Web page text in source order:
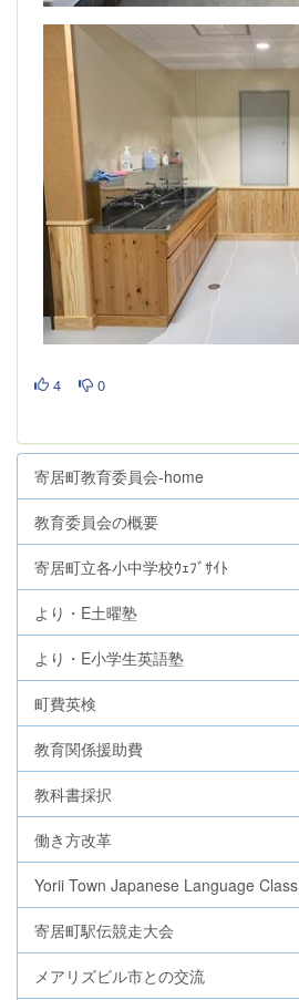
4 0
寄居町教育委員会-home
教育委員会の概要
寄居町立各小中学校ｳｪﾌﾞｻｲﾄ
より・E土曜塾
より・E小学生英語塾
町費英検
教育関係援助費
教科書採択
働き方改革
Yorii Town Japanese Language Class
寄居町駅伝競走大会
メアリズビル市との交流